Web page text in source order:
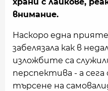
внимание.
Наскоро една
забелязала как в
изложбите са
перспектива - а сега
търсене на